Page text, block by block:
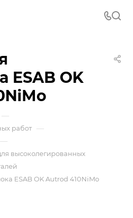
ESAB OK
—
работ —
—
высоколегированных
ESAB OK Autrod 410NiMo